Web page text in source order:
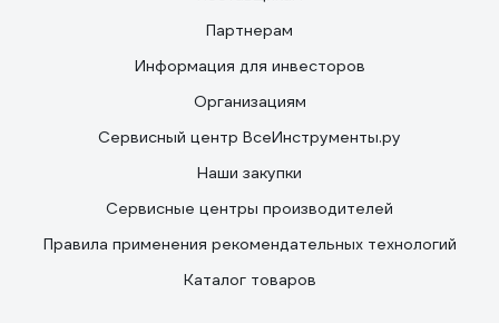
Партнерам
Информация для инвесторов
Организациям
Сервисный центр ВсеИнструменты.ру
Наши закупки
Сервисные центры производителей
Правила применения рекомендательных технологий
Каталог товаров